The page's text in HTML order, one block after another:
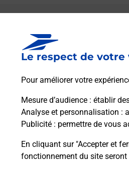
Le respect de
Pour améliorer votre
Mesure d’audience : établir
Analyse et personnalisation :
Publicité : permettre de vous
En cliquant sur "Accepter et
fonctionnement du site
Boîte aux
Prochaine collecte du
32190 Saint Jean Poutge
Itinéraire